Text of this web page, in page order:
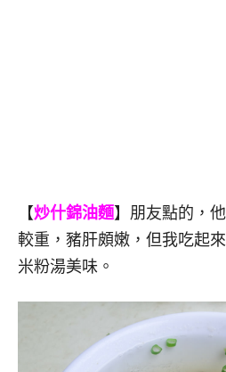
【炒什錦油麵】朋友點的，
較重，豬肝頗嫩，但我吃起
米粉湯美味。